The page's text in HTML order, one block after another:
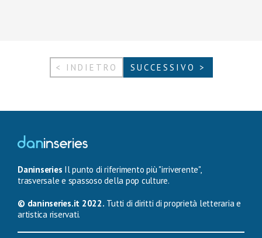
< INDIETRO SUCCESSIVO >
Daninseries Il punto di riferimento più "irriverente",
trasversale e spassoso della pop culture.
© daninseries.it 2022. Tutti di diritti di proprietà letteraria e
artistica riservati.